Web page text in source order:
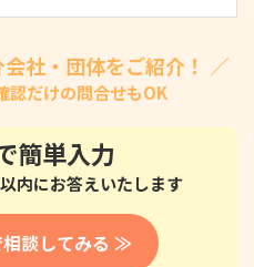
社・団体をご紹介！ ／
認だけの問合せもOK
簡単入力
内にお答えいたします
談してみる ≫